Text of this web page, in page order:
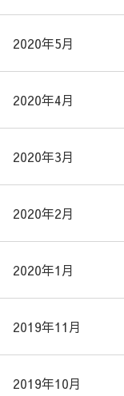
2020年5月
2020年4月
2020年3月
2020年2月
2020年1月
2019年11月
2019年10月